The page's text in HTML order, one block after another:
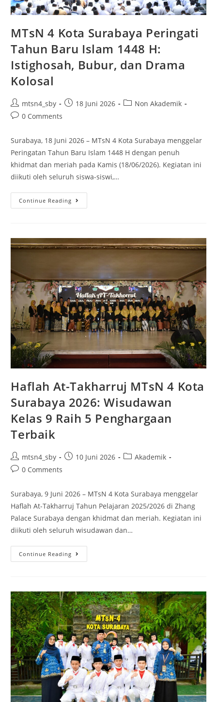
Keceriaan
MTsN 4 Kota Surabaya Peringati
Tahun Baru Islam 1448 H:
Istighosah, Bubur, dan Drama
Kolosal
Post
author:
mtsn4_sby
Post18 Juni 2026
PostNon Akademik
Post0 Comments
Surabaya, 18 Juni 2026 – MTsN 4 Kota Surabaya menggelar
Peringatan Tahun Baru Islam 1448 H dengan penuh
khidmat dan meriah pada Kamis (18/06/2026). Kegiatan ini
diikuti oleh seluruh siswa-siswi,…
Continue Reading
4
Peringati
Islam
1448
H:
Istighosah,
Bubur,
Drama
Kolosal
Haflah At-Takharruj MTsN 4 Kota
Surabaya 2026: Wisudawan
Kelas 9 Raih 5 Penghargaan
Terbaik
Post
author:
mtsn4_sby
Post10 Juni 2026
PostAkademik
Post0 Comments
Surabaya, 9 Juni 2026 – MTsN 4 Kota Surabaya menggelar
Haflah At-Takharruj Tahun Pelajaran 2025/2026 di Zhang
Palace Surabaya dengan khidmat dan meriah. Kegiatan ini
diikuti oleh seluruh wisudawan dan…
Continue Reading
At-
4
Kota
Surabaya
2026:
Wisudawan
Kelas
9
Raih
5